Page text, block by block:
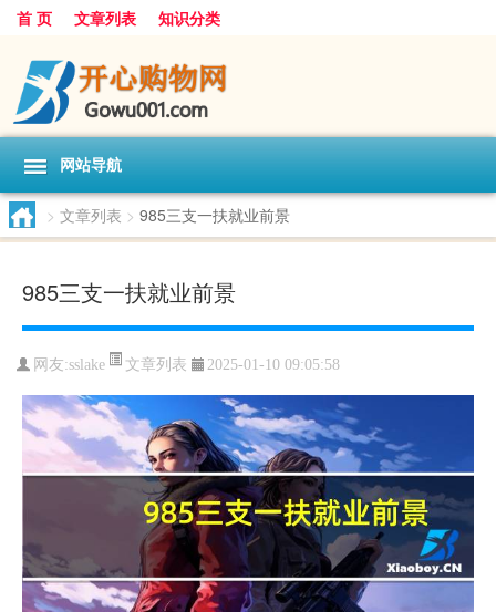
首 页 文章列表 知识分类
网站导航
> 文章列表 > 985三支一扶就业前景
985三支一扶就业前景
网友:sslake 文章列表 2025-01-10 09:05:58